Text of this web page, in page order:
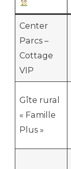
Center
Parcs –
Cottage
VIP
Gîte rural
« Famille
Plus »